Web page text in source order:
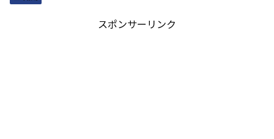
スポンサーリンク